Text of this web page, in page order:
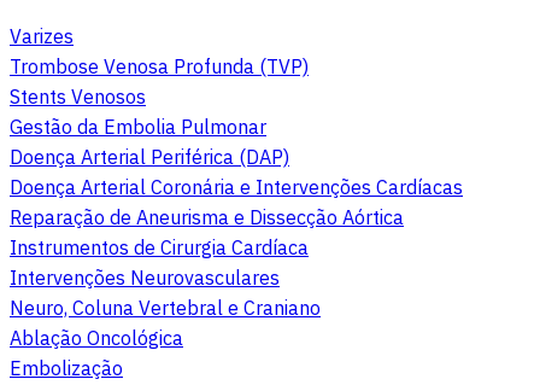
Varizes
Trombose Venosa Profunda (TVP)
Stents Venosos
Gestão da Embolia Pulmonar
Doença Arterial Periférica (DAP)
Doença Arterial Coronária e Intervenções Cardíacas
Reparação de Aneurisma e Dissecção Aórtica
Instrumentos de Cirurgia Cardíaca
Intervenções Neurovasculares
Neuro, Coluna Vertebral e Craniano
Ablação Oncológica
Embolização